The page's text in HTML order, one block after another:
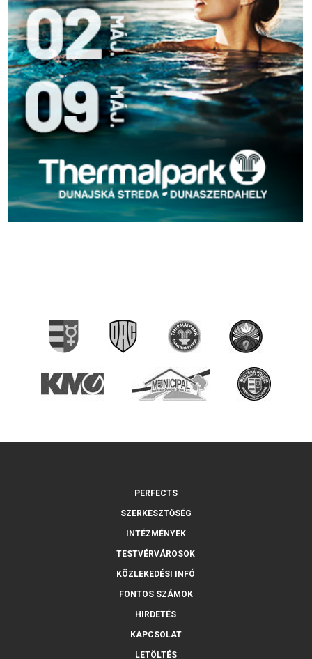
PERFECTS
SZERKESZTŐSÉG
INTÉZMÉNYEK
TESTVÉRVÁROSOK
KÖZLEKEDÉSI INFÓ
FONTOS SZÁMOK
HIRDETÉS
KAPCSOLAT
LETÖLTÉS